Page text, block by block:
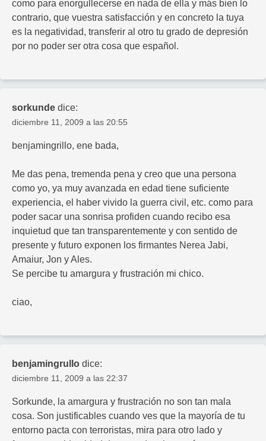
como para enorgullecerse en nada de ella y más bien lo
contrario, que vuestra satisfacción y en concreto la tuya
es la negatividad, transferir al otro tu grado de depresión
por no poder ser otra cosa que español.
sorkunde dice:
diciembre 11, 2009 a las 20:55
benjamingrillo, ene bada,
Me das pena, tremenda pena y creo que una persona
como yo, ya muy avanzada en edad tiene suficiente
experiencia, el haber vivido la guerra civil, etc. como para
poder sacar una sonrisa profiden cuando recibo esa
inquietud que tan transparentemente y con sentido de
presente y futuro exponen los firmantes Nerea Jabi,
Amaiur, Jon y Ales.
Se percibe tu amargura y frustración mi chico.
ciao,
benjamingrullo dice:
diciembre 11, 2009 a las 22:37
Sorkunde, la amargura y frustración no son tan mala
cosa. Son justificables cuando ves que la mayoría de tu
entorno pacta con terroristas, mira para otro lado y